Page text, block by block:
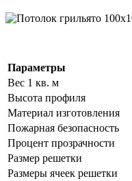
Параметры
Вес 1 кв. м
Высота профиля
Материал изготовления
Пожарная безопасность
Процент прозрачности
Размер решетки
Размеры ячеек решетки